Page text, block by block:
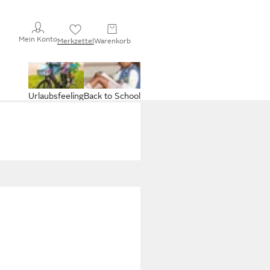
Mein KontoMerkzettelWarenkorb
Back to School
Urlaubsfeeling